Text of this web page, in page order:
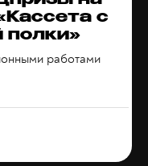
с
полки»
работами